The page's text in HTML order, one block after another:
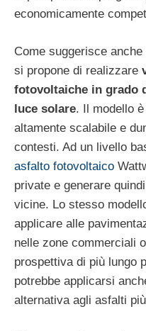
economicamente
Come suggerisce
si propone di realizzare
fotovoltaiche in grado
luce solare. Il modello
altamente scalabile e
contesti. Ad un livello
asfalto fotovoltaico
private e generare
vicine. Lo stesso
applicare alle
nelle zone commerciali
prospettiva di più lungo
potrebbe applicarsi
alternativa agli asfalti